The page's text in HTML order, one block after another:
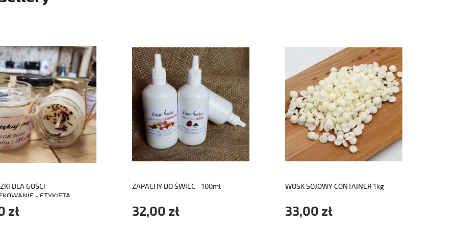
DLA GOŚCI
- ETYKIETA
zł
do koszyka
ZAPACHY DO ŚWIEC - 100ml
32,00 zł
do koszyka
WOSK SOJOWY CONTAINER 1kg
33,00 zł
do koszyka